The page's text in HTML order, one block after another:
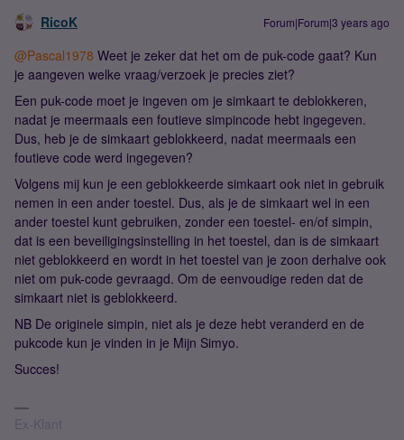
RicoK Forum|Forum|3 years ago
@Pascal1978 Weet je zeker dat het om de puk-code gaat? Kun
je aangeven welke vraag/verzoek je precies ziet?
Een puk-code moet je ingeven om je simkaart te deblokkeren,
nadat je meermaals een foutieve simpincode hebt ingegeven.
Dus, heb je de simkaart geblokkeerd, nadat meermaals een
foutieve code werd ingegeven?
Volgens mij kun je een geblokkeerde simkaart ook niet in gebruik
nemen in een ander toestel. Dus, als je de simkaart wel in een
ander toestel kunt gebruiken, zonder een toestel- en/of simpin,
dat is een beveiligingsinstelling in het toestel, dan is de simkaart
niet geblokkeerd en wordt in het toestel van je zoon derhalve ook
niet om puk-code gevraagd. Om de eenvoudige reden dat de
simkaart niet is geblokkeerd.
NB De originele simpin, niet als je deze hebt veranderd en de
pukcode kun je vinden in je Mijn Simyo.
Succes!
Ex-Klant